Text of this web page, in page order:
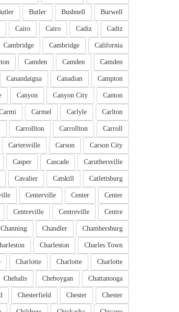
Burwell
Bushnell
Butler
Cadiz
Cadiz
Cairo
Cairo
California
Cambridge
Cambridge
Camden
Camden
Camden
Campton
Canadian
Canandaigua
Canton
Canyon City
Canyon
Carlton
Carlyle
Carmel
Carroll
Carrollton
Carrollton
Carson City
Carson
Cartersville
Caruthersville
Cascade
Casper
Catlettsburg
Catskill
Cavalier
Center
Center
Centerville
Centre
Centreville
Centreville
Chambersburg
Chandler
Channing
Charles Town
Charleston
Charlotte
Charlotte
Charlotte
Chattanooga
Cheboygan
Chehalis
Chester
Chester
Chesterfield